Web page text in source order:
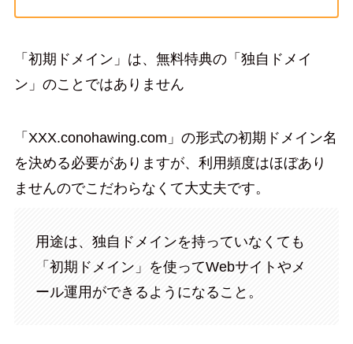
「初期ドメイン」は、無料特典の「独自ドメイ
ン」のことではありません
「XXX.conohawing.com」の形式の初期ドメイン名
を決める必要がありますが、利用頻度はほぼあり
ませんのでこだわらなくて大丈夫です。
用途は、独自ドメインを持っていなくても
「初期ドメイン」を使ってWebサイトやメ
ール運用ができるようになること。